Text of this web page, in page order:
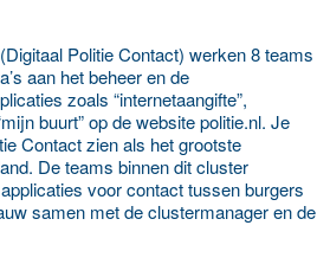
Politie Contact) werken 8 teams
aan het beheer en de
zoals “internetaangifte”,
buurt” op de website politie.nl. Je
Contact zien als het grootste
De teams binnen dit cluster
voor contact tussen burgers
samen met de clustermanager en de